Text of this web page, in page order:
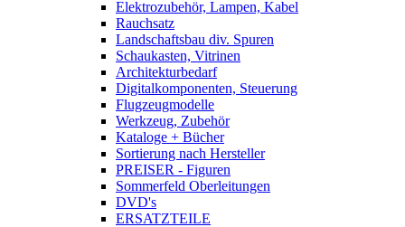
Elektrozubehör, Lampen, Kabel
Rauchsatz
Landschaftsbau div. Spuren
Schaukasten, Vitrinen
Architekturbedarf
Digitalkomponenten, Steuerung
Flugzeugmodelle
Werkzeug, Zubehör
Kataloge + Bücher
Sortierung nach Hersteller
PREISER - Figuren
Sommerfeld Oberleitungen
DVD's
ERSATZTEILE